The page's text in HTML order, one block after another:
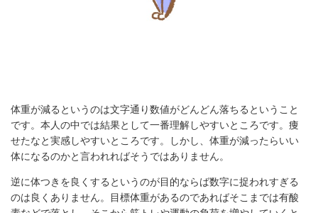
体重が減るというのは文字通り数値がどんどん落ちるということ
です。本人の中では結果として一番理解しやすいところです。痩
せたなと実感しやすいところです。しかし、体重が減ったらいい
体になるのかと言われればそうではありません。
逆に体つきを良くするというのが目的ならば数字に捉われすぎる
のは良くありません。目標体重があるのであればそこまでは有酸